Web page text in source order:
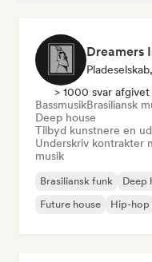
Dreamers
> 1000 svar afgivet
BassmusikBrasiliansk
Deep house
Tilbyd kunstnere en
Underskriv kontrakter
musik
Brasiliansk funk Deep
Future house
Hip-hop